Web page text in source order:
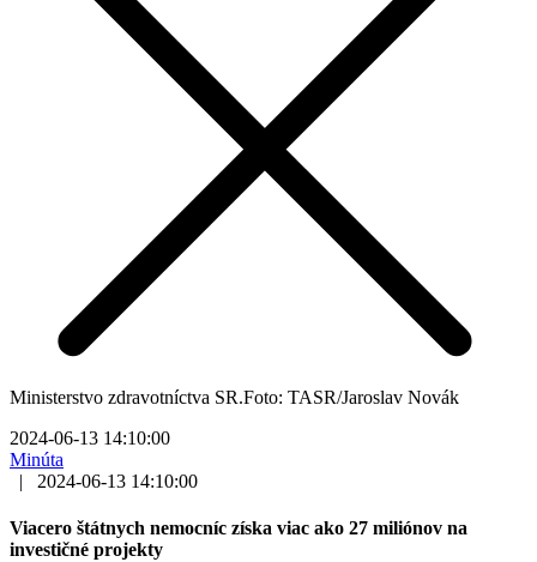
Ministerstvo zdravotníctva SR.Foto: TASR/Jaroslav Novák
2024-06-13 14:10:00
Minúta
|
2024-06-13 14:10:00
Viacero štátnych nemocníc získa viac ako 27 miliónov na
investičné projekty